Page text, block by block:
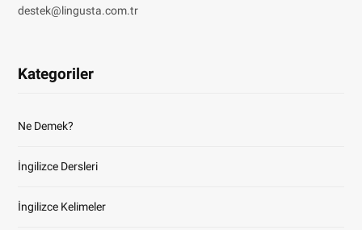
destek@lingusta.com.tr
Kategoriler
Ne Demek?
İngilizce Dersleri
İngilizce Kelimeler